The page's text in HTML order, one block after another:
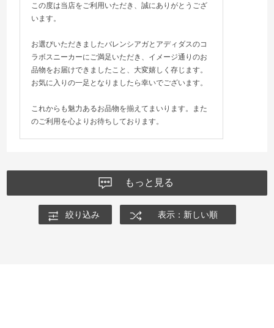
この度は当店をご利用いただき、誠にありがとうござ
います。
お選びいただきましたバレンシアガとアディダスのコ
ラボスニーカーにご満足いただき、イメージ通りのお
品物をお届けできましたこと、大変嬉しく存じます。
お気に入りの一足となりましたら幸いでございます。
これからも魅力あるお品物を揃えてまいります。また
のご利用を心よりお待ちしております。
もっと見る
絞り込み 表示：新しい順